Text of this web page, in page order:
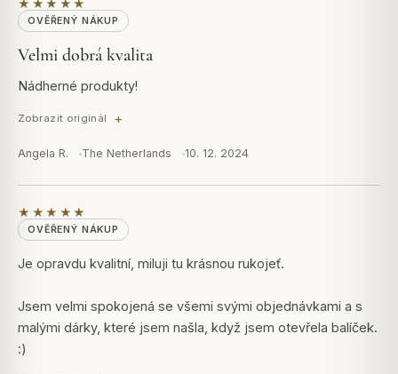
★★★★★
OVĚŘENÝ NÁKUP
Velmi dobrá kvalita
Nádherné produkty!
Zobrazit originál
Angela R. The Netherlands 10. 12. 2024
★★★★★
OVĚŘENÝ NÁKUP
Je opravdu kvalitní, miluji tu krásnou rukojeť.
Jsem velmi spokojená se všemi svými objednávkami a s
malými dárky, které jsem našla, když jsem otevřela balíček.
:)